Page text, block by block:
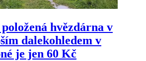
hvězdárna v
dalekohledem v
je jen 60 Kč